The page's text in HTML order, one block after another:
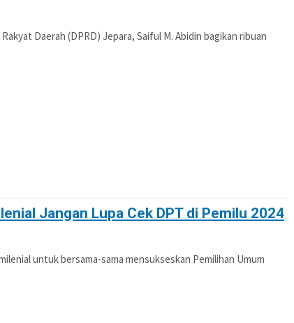
Daerah (DPRD) Jepara, Saiful M. Abidin bagikan ribuan
Jangan Lupa Cek DPT di Pemilu 2024
untuk bersama-sama mensukseskan Pemilihan Umum